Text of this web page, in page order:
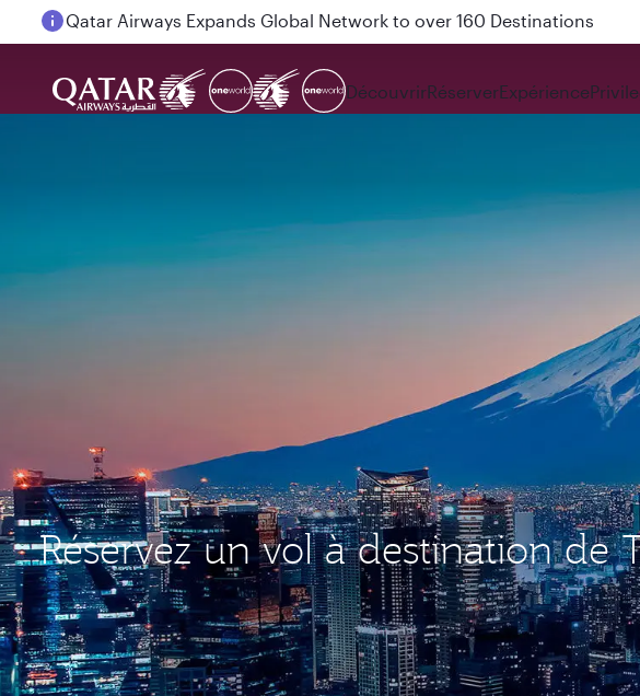
Passengers flying between Doha and Auckland on QR914 and QR915
DécouvrirRéserverExpérience
Réservez un vol à destination de